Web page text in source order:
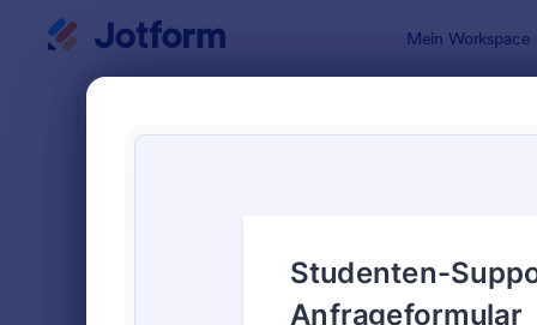
Mein Workspace
Klassisch